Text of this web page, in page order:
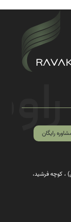
رایگان
، کوچه فرشید،